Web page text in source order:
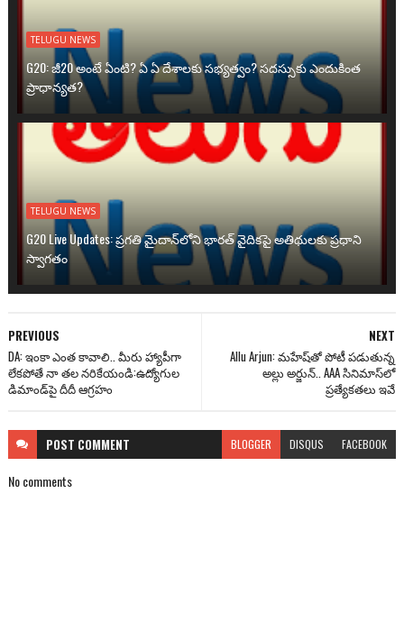
TELUGU NEWS
G20: జీ20 అంటే ఏంటి? ఏ ఏ దేశాలకు సభ్యత్వం? సదస్సుకు ఎందుకింత
ప్రాధాన్యత?
TELUGU NEWS
G20 Live Updates: ప్రగతి మైదాన్‌లోని భారత్ వైదికపై అతిథులకు ప్రధాని
స్వాగతం
NEXT
Allu Arjun: మ‌హేష్‌తో పోటీ ప‌డుతున్న
అల్లు అర్జున్‌.. AAA సినిమాస్‌లో
ప్రత్యేకతలు ఇవే
PREVIOUS
DA: ఇంకా ఎంత కావాలి.. మీరు హ్యాపీగా
లేకపోతే నా తల నరికేయండి:ఉద్యోగుల
డిమాండ్‌పై దీదీ ఆగ్రహం
POST COMMENT BLOGGER DISQUS FACEBOOK
No comments